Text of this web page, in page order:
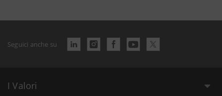
Seguici anche su
I Valori